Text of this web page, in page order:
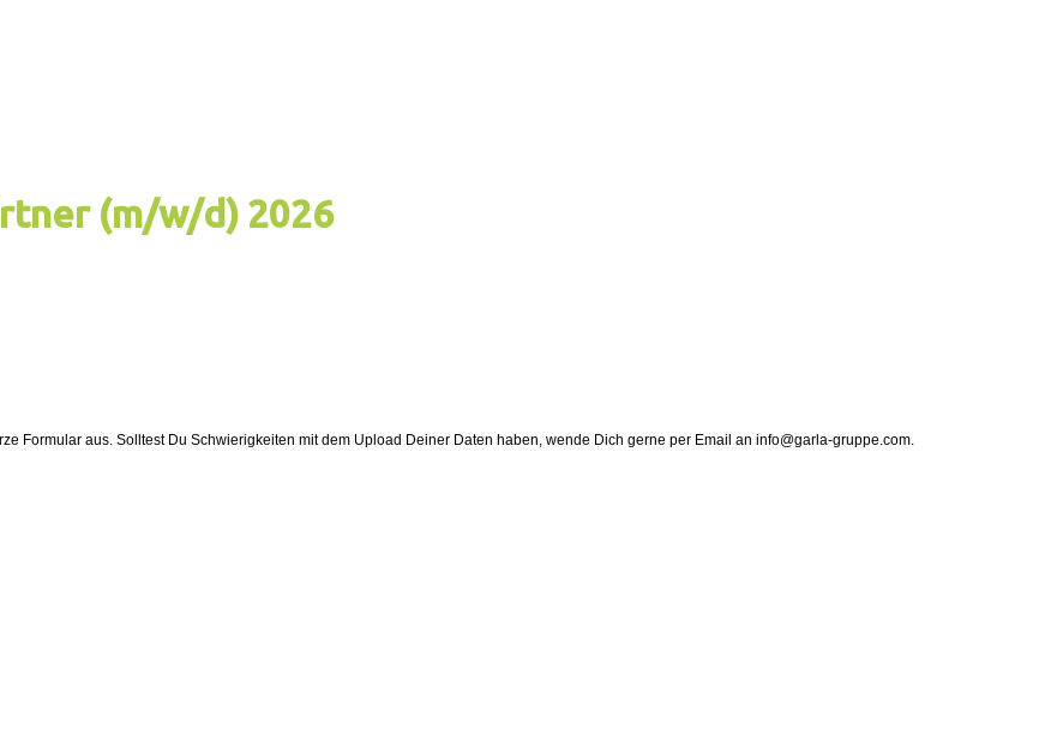
(m/w/d) 2026
Formular aus. Solltest Du Schwierigkeiten mit dem Upload Deiner Daten haben, wende Dich gerne per Email an info@garla-gruppe.com.